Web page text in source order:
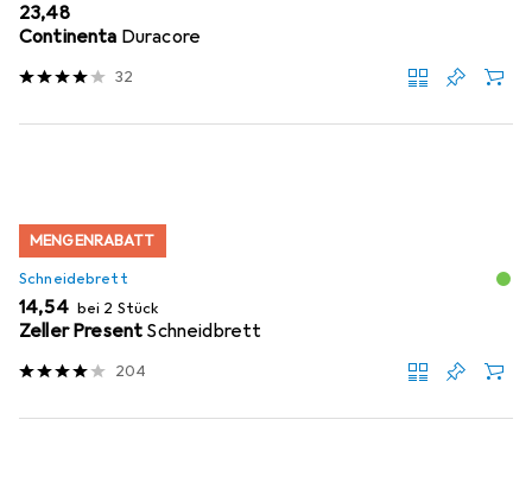
EUR
23,48
Continenta Duracore
32
MENGENRABATT
Schneidebrett
EUR
14,54 bei 2 Stück
Zeller Present Schneidbrett
204